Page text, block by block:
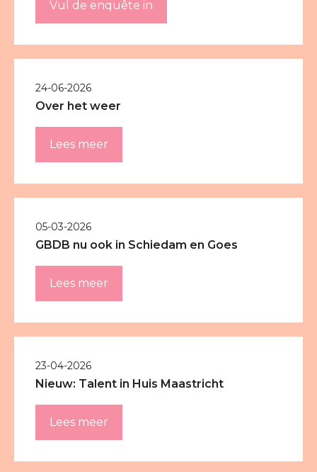
Vul de enquête in
24-06-2026
Over het weer
Lees meer
05-03-2026
GBDB nu ook in Schiedam en Goes
Lees meer
23-04-2026
Nieuw: Talent in Huis Maastricht
Lees meer